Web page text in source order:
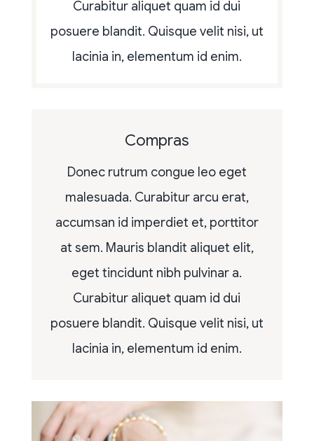
Curabitur aliquet quam id dui
posuere blandit. Quisque velit nisi, ut
lacinia in, elementum id enim.
Compras
Donec rutrum congue leo eget
malesuada. Curabitur arcu erat,
accumsan id imperdiet et, porttitor
at sem. Mauris blandit aliquet elit,
eget tincidunt nibh pulvinar a.
Curabitur aliquet quam id dui
posuere blandit. Quisque velit nisi, ut
lacinia in, elementum id enim.